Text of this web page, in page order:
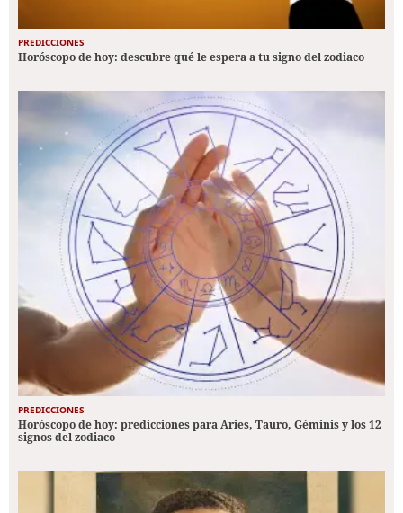
PREDICCIONES
Horóscopo de hoy: descubre qué le espera a tu signo del zodiaco
PREDICCIONES
Horóscopo de hoy: predicciones para Aries, Tauro, Géminis y los 12
signos del zodiaco